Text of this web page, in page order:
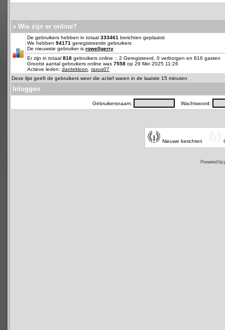
» Wie zijn er online?
De gebruikers hebben in totaal 333461 berichten geplaatst
We hebben 94171 geregistreerde gebruikers
De nieuwste gebruiker is rowellgerry
Er zijn in totaal 818 gebruikers online :: 2 Geregisteerd, 0 verborgen en 816
Grootst aantal gebruikers online was 7558 op 29 Mei 2025 11:26
Actieve leden: dantekloon
raxus07
Deze lijst geeft de gebruikers weer die actief waren in de laatste 15 minuten
Inloggen
Gebruikersnaam: Wachtwoord:
Nieuwe berichten
Powered by